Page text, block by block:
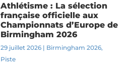
Athlétisme : La sélection
française officielle aux
Championnats d’Europe de
Birmingham 2026
29 juillet 2026| Birmingham 2026,
Piste